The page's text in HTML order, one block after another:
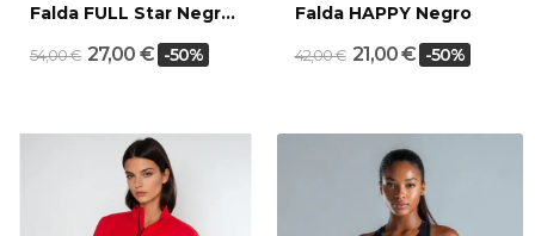
Falda FULL Star Negro/Blanco
54,00 € 27,00 € -50%
Falda HAPPY Negro
42,00 € 21,00 € -50%